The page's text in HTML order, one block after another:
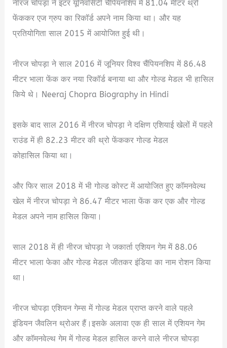
नीरज चोपड़ा ने इंटर यूनिवर्सिटी चैंपियनशिप में 81.04 मीटर थ्रो
फेंककर एज ग्रुप का रिकॉर्ड अपने नाम किया था। और यह
प्रतियोगिता साल 2015 में आयोजित हुई थी।
नीरज चोपड़ा ने साल 2016 में जूनियर विश्व चैंपियनशिप में 86.48
मीटर भाला फेंक कर नया रिकॉर्ड बनाया था और गोल्ड मेडल भी हासिल
किये थे। Neeraj Chopra Biography in Hindi
इसके बाद साल 2016 में नीरज चोपड़ा ने दक्षिण एशियाई खेलों में पहले
राउंड में ही 82.23 मीटर की थ्रो फेंककर गोल्ड मेडल
कोहासिल किया था।
और फिर साल 2018 में भी गोल्ड कोस्ट में आयोजित हुए कॉमनवेल्थ
खेल में नीरज चोपड़ा ने 86.47 मीटर भाला फेंक कर एक और गोल्ड
मेडल अपने नाम हासिल किया।
साल 2018 में ही नीरज चोपड़ा ने जकार्ता एशियन गेम में 88.06
मीटर भाला फेका और गोल्ड मेडल जीतकर इंडिया का नाम रोशन किया
था।
नीरज चोपड़ा एशियन गेम्स में गोल्ड मेडल प्राप्त करने वाले पहले
इंडियन जैवलिन थ्रोअर हैं।इसके अलावा एक ही साल में एशियन गेम
और कॉमनवेल्थ गेम में गोल्ड मेडल हासिल करने वाले नीरज चोपड़ा